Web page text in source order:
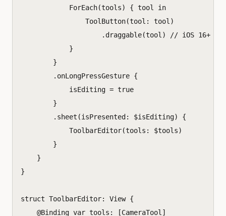
ForEach(tools) { tool
in
ToolButton(tool : tool )
. draggable(tool )
// iOS 16+
}
}
. onLongPressGesture {
isEditing = true
}
. sheet (isPresented : $isEditing)
{
ToolbarEditor(tools : $tools)
}
}
}
struct ToolbarEditor: View {
@Binding var tools : [CameraTool ]